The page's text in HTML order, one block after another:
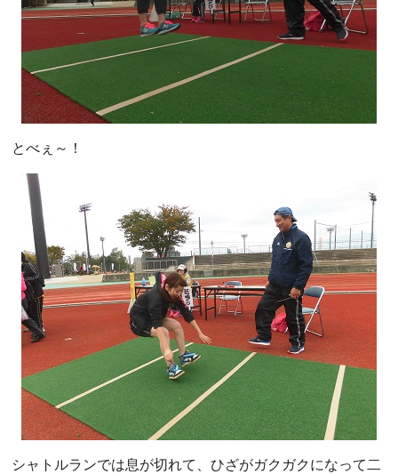
とべぇ～！
シャトルランでは息が切れて、ひざがガクガクになって二